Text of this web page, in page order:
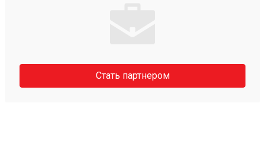
Стать партнером